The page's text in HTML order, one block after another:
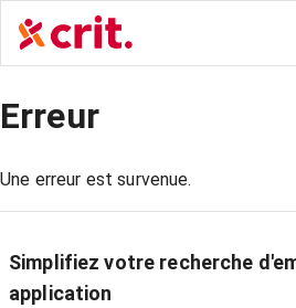
Erreur
Une erreur est survenue.
Simplifiez votre recherche
application